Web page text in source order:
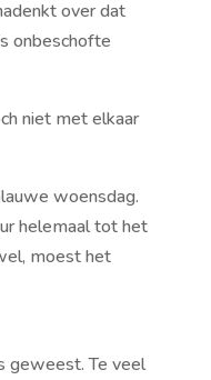
over dat
onbeschofte
niet met elkaar
woensdag.
helemaal tot het
moest het
geweest. Te veel